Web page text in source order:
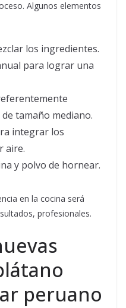
Algunos elementos
los ingredientes.
para lograr una
tamaño mediano.
integrar los
aire.
y polvo de hornear.
en la cocina será
profesionales.
peruano